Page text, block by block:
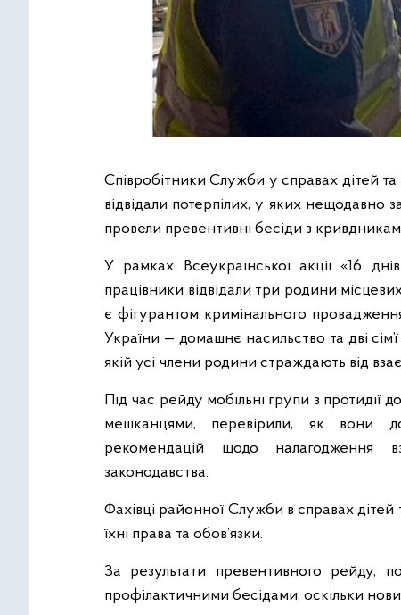
Співробітники Служби у справах дітей
відвідали потерпілих, у яких нещодавно
провели превентивні бесіди з
У рамках Всеукраїнської акції «16
працівники відвідали три родини
є фігурантом кримінального
України — домашнє насильство та дві
якій усі члени родини страждають від
Під час рейду мобільні групи з протидії
мешканцями, перевірили, як вони
рекомендацій щодо налагодження
законодавства.
Фахівці районної Служби в справах дітей
їхні права та обов’язки.
За результати превентивного рейду,
профілактичними бесідами, оскільки